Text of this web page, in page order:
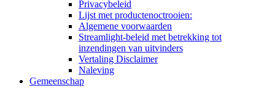
Privacybeleid
Lijst met productenoctrooien:
Algemene voorwaarden
Streamlight-beleid met betrekking tot
inzendingen van uitvinders
Vertaling Disclaimer
Naleving
Gemeenschap